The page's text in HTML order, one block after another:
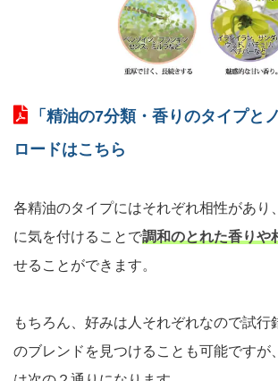
「精油の7分類・香りのタイプと
ロードはこちら
各精油のタイプにはそれぞれ相性があり
に気を付けることで調和のとれた香りや
せることができます。
もちろん、好みは人それぞれなので試行
のブレンドを見つけることも可能ですが